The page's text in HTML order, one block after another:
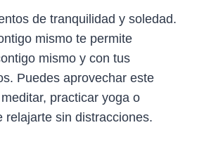
de tranquilidad y soledad.
mismo te permite
mismo y con tus
Puedes aprovechar este
practicar yoga o
relajarte sin distracciones.